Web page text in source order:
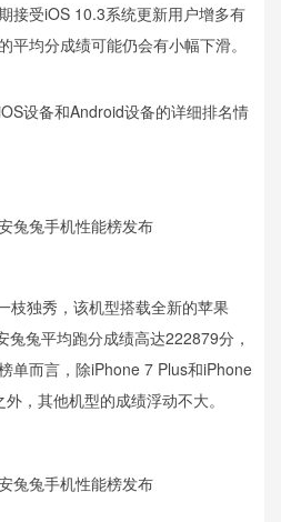
接受iOS 10.3系统更新用户增多有
平均分成绩可能仍会有小幅下滑。
设备和Android设备的详细排名情
枝独秀，该机型搭载全新的苹果
兔平均跑分成绩高达222879分，
单而言，除iPhone 7 Plus和iPhone
，其他机型的成绩浮动不大。